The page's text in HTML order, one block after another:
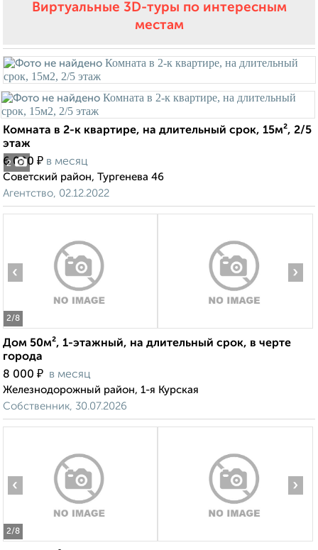
Виртуальные 3D-туры по интересным
местам
2
Комната в 2-к квартире, на длительный срок, 15м², 2/5
этаж
6 000 ₽ в месяц
Советский район, Тургенева 46
Агентство, 02.12.2022
2/8
‹ ›
Дом 50м², 1-этажный, на длительный срок, в черте
города
8 000 ₽ в месяц
Железнодорожный район, 1-я Курская
Собственник, 30.07.2026
2/8
‹ ›